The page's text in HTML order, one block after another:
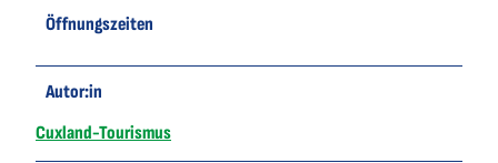
Öffnungszeiten
Autor:in
Cuxland-Tourismus